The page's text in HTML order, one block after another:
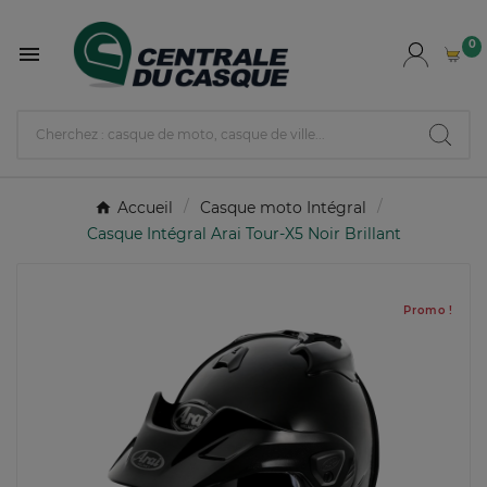
 0
Accueil
Casque moto Intégral
Casque Intégral Arai Tour-X5 Noir Brillant
Promo !